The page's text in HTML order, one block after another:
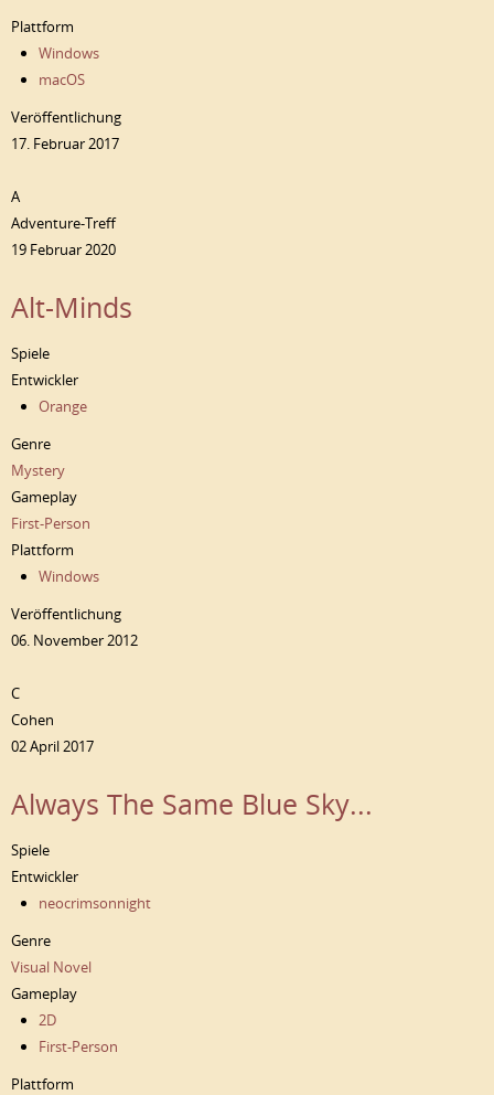
Plattform
Windows
macOS
Veröffentlichung
17. Februar 2017
A
Adventure-Treff
19 Februar 2020
Alt-Minds
Spiele
Entwickler
Orange
Genre
Mystery
Gameplay
First-Person
Plattform
Windows
Veröffentlichung
06. November 2012
C
Cohen
02 April 2017
Always The Same Blue Sky...
Spiele
Entwickler
neocrimsonnight
Genre
Visual Novel
Gameplay
2D
First-Person
Plattform